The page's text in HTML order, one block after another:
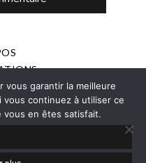
vous garantir la meilleure
continuez à utiliser ce
vous en êtes satisfait.